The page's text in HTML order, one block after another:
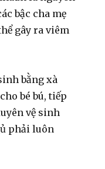
bậc cha mẹ
gây ra viêm
bằng xà
bé bú, tiếp
vệ sinh
phải luôn